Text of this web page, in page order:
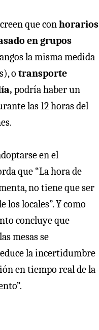
que conhorarios
en grupos
la misma medida
o transporte
podría haber un
las 12 horas del
en el
que “La hora de
no tiene que ser
los locales”. Y como
concluye que
mesas se
la incertidumbre
en tiempo real de la